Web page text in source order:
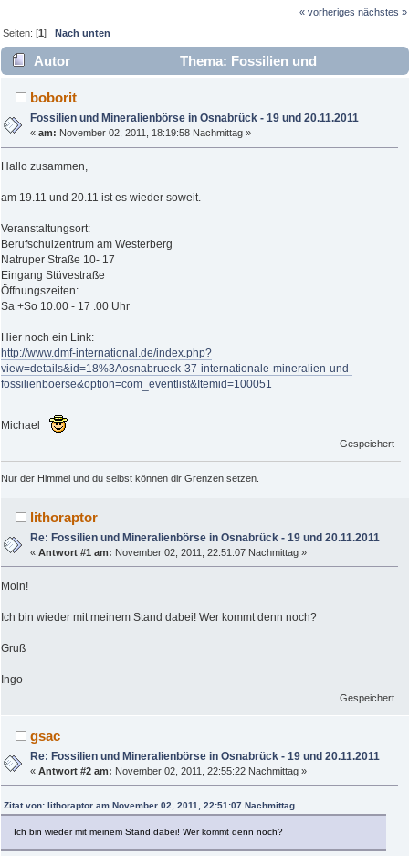
« vorheriges nächstes »
Seiten: [1]Nach unten
Autor
Thema: Fossilien und
Mineralienbörse in Osnabrück - 19 und 20.11.2011 (Gelesen
7058 mal)
boborit
Fossilien und Mineralienbörse in Osnabrück - 19 und 20.11.2011
«am: November 02, 2011, 18:19:58 Nachmittag »
Hallo zusammen,
am 19.11 und 20.11 ist es wieder soweit.
Veranstaltungsort:
Berufschulzentrum am Westerberg
Natruper Straße 10- 17
Eingang Stüvestraße
Öffnungszeiten:
Sa +So 10.00 - 17 .00 Uhr
Hier noch ein Link:
http://www.dmf-international.de/index.php?
view=details&id=18%3Aosnabrueck-37-internationale-mineralien-und-
fossilienboerse&option=com_eventlist&Itemid=100051
Michael
Gespeichert
Nur der Himmel und du selbst können dir Grenzen setzen.
lithoraptor
Re: Fossilien und Mineralienbörse in Osnabrück - 19 und 20.11.2011
«Antwort #1 am: November 02, 2011, 22:51:07 Nachmittag »
Moin!
Ich bin wieder mit meinem Stand dabei! Wer kommt denn noch?
Gruß
Ingo
Gespeichert
gsac
Re: Fossilien und Mineralienbörse in Osnabrück - 19 und 20.11.2011
«Antwort #2 am: November 02, 2011, 22:55:22 Nachmittag »
Zitat von: lithoraptor am November 02, 2011, 22:51:07 Nachmittag
Ich bin wieder mit meinem Stand dabei! Wer kommt denn noch?